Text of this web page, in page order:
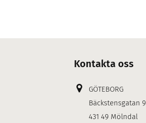
Kontakta oss
GÖTEBORG
Bäckstensgatan 9
431 49 Mölndal